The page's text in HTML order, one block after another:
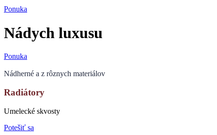
Ponuka
Nádych luxusu
Ponuka
Nádherné a z rôznych materiálov
Radiátory
Umelecké skvosty
Potešiť sa